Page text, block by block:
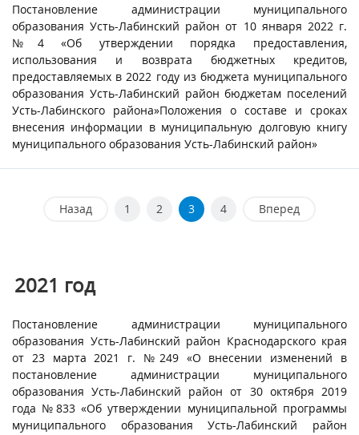
Постановление администрации муниципального
образования Усть-Лабинский район от 10 января 2022 г.
№4 «Об утверждении порядка предоставления,
использования и возврата бюджетных кредитов,
предоставляемых в 2022 году из бюджета муниципального
образования Усть-Лабинский район бюджетам поселений
Усть-Лабинского района»Положения о составе и сроках
внесения информации в муниципальную долговую книгу
муниципального образования Усть-Лабинский район»
Назад 1 2 3 4 Вперед
2021 год
Постановление администрации муниципального
образования Усть-Лабинский район Краснодарского края
от 23 марта 2021 г. №249 «О внесении изменений в
постановление администрации муниципального
образования Усть-Лабинский район от 30 октября 2019
года №833 «Об утверждении муниципальной программы
муниципального образования Усть-Лабинский район